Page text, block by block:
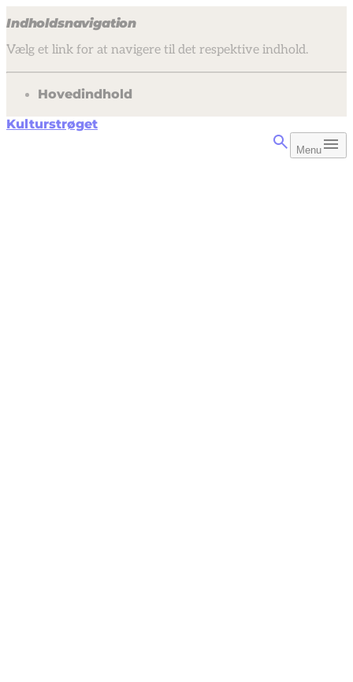
Indholdsnavigation
Vælg et link for at navigere til det respektive indhold.
gå til
Hovedindhold
Kulturstrøget
Menu